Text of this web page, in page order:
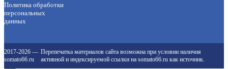
Политика обработки
персональных
данных
2017-2026 —
somato66.ru
Перепечатка материалов сайта возможна при условии наличия
активной и индексируемой ссылки на somato66.ru как источник.